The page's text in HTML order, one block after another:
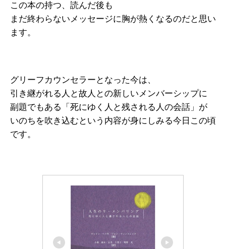
この本の持つ、読んだ後も
まだ終わらないメッセージに胸が熱くなるのだと思い
ます。
グリーフカウンセラーとなった今は、
引き継がれる人と故人との新しいメンバーシップに
副題でもある「死にゆく人と残される人の会話」が
いのちを吹き込むという内容が身にしみる今日この頃
です。